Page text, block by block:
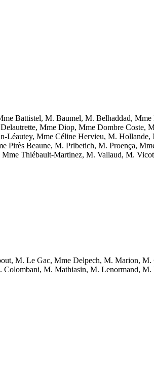
Battistel, M. Baumel, M. Belhaddad,
Mme Diop, Mme Dombre Coste,
Mme Céline Hervieu, M.
Beaune, M. Pribetich, M. Proença,
Thiébault-Martinez, M. Vallaud, M.
M. Le Gac, Mme Delpech, M. Marion,
M. Mathiasin, M. Lenormand,